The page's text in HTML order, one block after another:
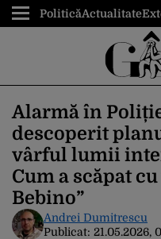
PoliticăActualitate
Alarmă în
descoperit
vârful lumii
Cum a scăpat
Bebino”
Andrei Dumitrescu
Publicat: 21.05.2026,